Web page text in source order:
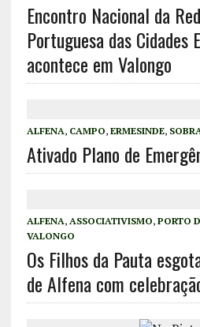
Encontro Nacional da
Portuguesa das Cidades
acontece em Valongo
ALFENA, CAMPO, ERMESINDE,
Ativado Plano de
ALFENA, ASSOCIATIVISMO, PORTO
VALONGO
Os Filhos da Pauta
de Alfena com